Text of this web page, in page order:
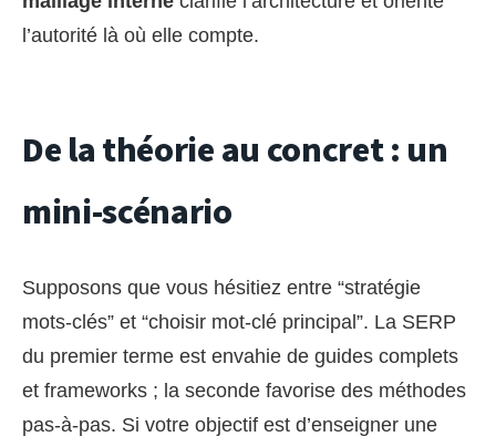
l’autorité là où elle compte.
De la théorie au concret : un
mini-scénario
Supposons que vous hésitiez entre “stratégie
mots-clés” et “choisir mot-clé principal”. La SERP
du premier terme est envahie de guides complets
et frameworks ; la seconde favorise des méthodes
pas-à-pas. Si votre objectif est d’enseigner une